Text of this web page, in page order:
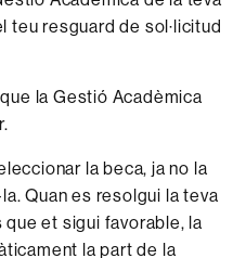
teu resguard de sol·licitud
la Gestió Acadèmica
la beca, ja no la
Quan es resolgui la teva
que et sigui favorable, la
la part de la